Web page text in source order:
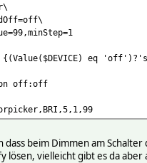
{(Value($DEVICE) eq
off:off
beim Dimmen am
lösen, vielleicht gibt es da aber